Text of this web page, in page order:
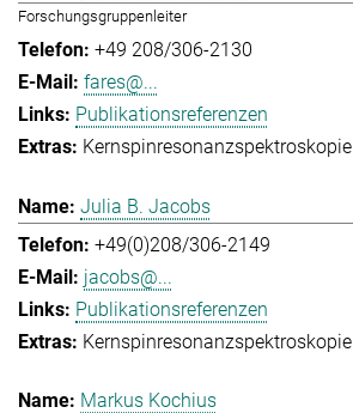
Forschungsgruppenleiter
+49 208/306-2130
fares@...
Publikationsreferenzen
Kernspinresonanzspektroskopie
Julia B. Jacobs
+49(0)208/306-2149
jacobs@...
Publikationsreferenzen
Kernspinresonanzspektroskopie
Markus Kochius